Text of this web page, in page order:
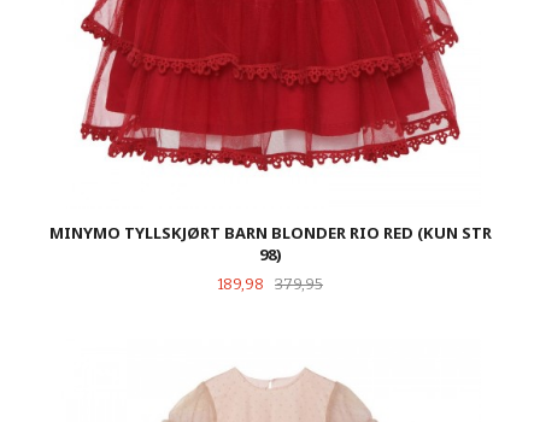
MINYMO TYLLSKJØRT BARN BLONDER RIO RED (KUN STR
98)
Tilbud
189,98 379,95Rabatt